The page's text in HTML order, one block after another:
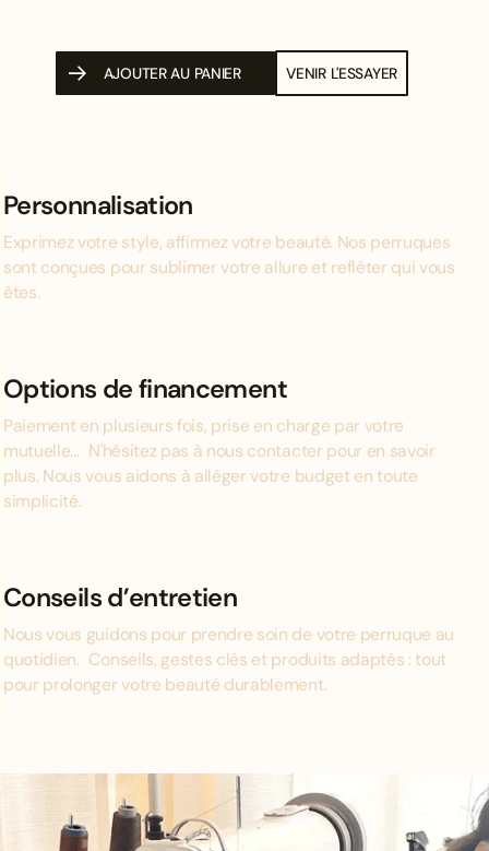
AJOUTER AU PANIER VENIR L'ESSAYER
Personnalisation
Exprimez votre style, affirmez votre beauté. Nos perruques
sont conçues pour sublimer votre allure et refléter qui vous
êtes.
Options de financement
Paiement en plusieurs fois, prise en charge par votre
mutuelle... N'hésitez pas à nous contacter pour en savoir
plus. Nous vous aidons à alléger votre budget en toute
simplicité.
Conseils d’entretien
Nous vous guidons pour prendre soin de votre perruque au
quotidien. Conseils, gestes clés et produits adaptés : tout
pour prolonger votre beauté durablement.